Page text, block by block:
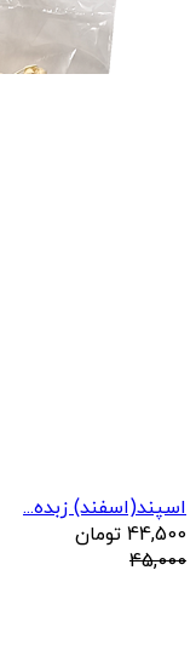
اسپند(اسفند) زبده...
44,500 تومان
45,000